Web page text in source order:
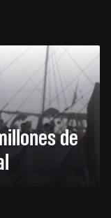
de